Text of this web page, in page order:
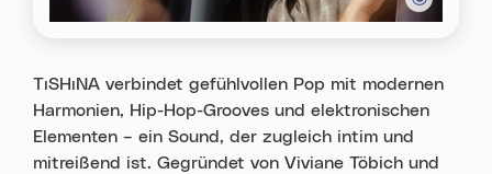
TıSHıNA verbindet gefühlvollen Pop mit modernen
Harmonien, Hip-Hop-Grooves und elektronischen
Elementen – ein Sound, der zugleich intim und
mitreißend ist. Gegründet von Viviane Töbich und